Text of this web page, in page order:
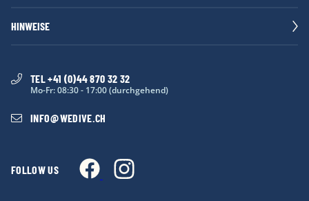
HINWEISE
TEL +41 (0)44 870 32 32
Mo-Fr: 08:30 - 17:00 (durchgehend)
INFO@WEDIVE.CH
FOLLOW US